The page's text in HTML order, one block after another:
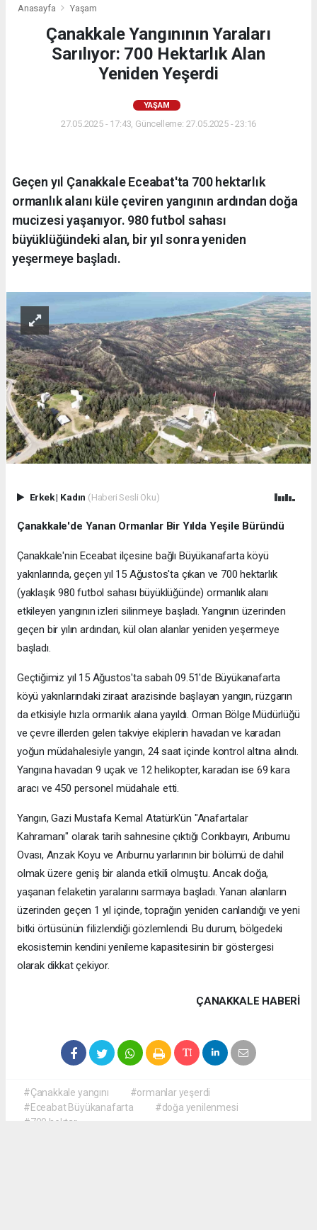
Anasayfa Yaşam
Çanakkale Yangınının Yaraları
Sarılıyor: 700 Hektarlık Alan
Yeniden Yeşerdi
YAŞAM
27.05.2025 - 17:43, Güncelleme: 27.05.2025 - 23:16
Geçen yıl Çanakkale Eceabat'ta 700 hektarlık
ormanlık alanı küle çeviren yangının ardından doğa
mucizesi yaşanıyor. 980 futbol sahası
büyüklüğündeki alan, bir yıl sonra yeniden
yeşermeye başladı.
Erkek| Kadın (Haberi Sesli Oku)
Çanakkale'de Yanan Ormanlar Bir Yılda Yeşile Büründü
Çanakkale'nin Eceabat ilçesine bağlı Büyükanafarta köyü
yakınlarında, geçen yıl 15 Ağustos'ta çıkan ve 700 hektarlık
(yaklaşık 980 futbol sahası büyüklüğünde) ormanlık alanı
etkileyen yangının izleri silinmeye başladı. Yangının üzerinden
geçen bir yılın ardından, kül olan alanlar yeniden yeşermeye
başladı.
Geçtiğimiz yıl 15 Ağustos'ta sabah 09.51'de Büyükanafarta
köyü yakınlarındaki ziraat arazisinde başlayan yangın, rüzgarın
da etkisiyle hızla ormanlık alana yayıldı. Orman Bölge Müdürlüğü
ve çevre illerden gelen takviye ekiplerin havadan ve karadan
yoğun müdahalesiyle yangın, 24 saat içinde kontrol altına alındı.
Yangına havadan 9 uçak ve 12 helikopter, karadan ise 69 kara
aracı ve 450 personel müdahale etti.
Yangın, Gazi Mustafa Kemal Atatürk'ün "Anafartalar
Kahramanı" olarak tarih sahnesine çıktığı Conkbayırı, Arıburnu
Ovası, Anzak Koyu ve Arıburnu yarlarının bir bölümü de dahil
olmak üzere geniş bir alanda etkili olmuştu. Ancak doğa,
yaşanan felaketin yaralarını sarmaya başladı. Yanan alanların
üzerinden geçen 1 yıl içinde, toprağın yeniden canlandığı ve yeni
bitki örtüsünün filizlendiği gözlemlendi. Bu durum, bölgedeki
ekosistemin kendini yenileme kapasitesinin bir göstergesi
olarak dikkat çekiyor.
ÇANAKKALE HABERİ
#Çanakkale yangını
#ormanlar yeşerdi
#Eceabat Büyükanafarta
#doğa yenilenmesi
#700 hektar